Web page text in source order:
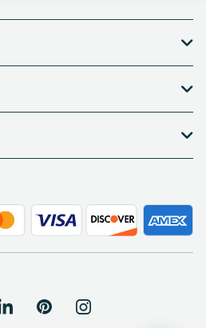
LinkedInPinterestInstagram